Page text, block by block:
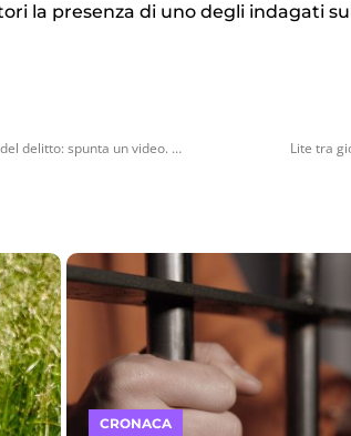
la presenza di uno degli indagati
Barletta, Diviesti aggredito in un bar prima del delitto: spunta un video. Per l’omicidio 5 arresti – NOMI
CRONACA